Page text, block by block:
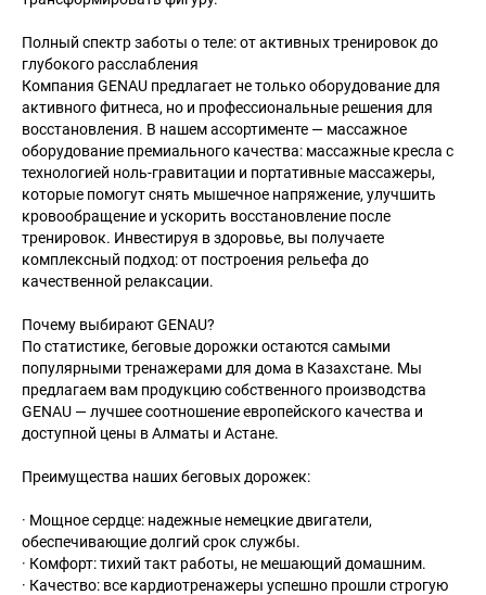
Полный спектр заботы о теле: от активных тренировок до
глубокого расслабления
Компания GENAU предлагает не только оборудование для
активного фитнеса, но и профессиональные решения для
восстановления. В нашем ассортименте — массажное
оборудование премиального качества: массажные кресла с
технологией ноль-гравитации и портативные массажеры,
которые помогут снять мышечное напряжение, улучшить
кровообращение и ускорить восстановление после
тренировок. Инвестируя в здоровье, вы получаете
комплексный подход: от построения рельефа до
качественной релаксации.
Почему выбирают GENAU?
По статистике, беговые дорожки остаются самыми
популярными тренажерами для дома в Казахстане. Мы
предлагаем вам продукцию собственного производства
GENAU — лучшее соотношение европейского качества и
доступной цены в Алматы и Астане.
Преимущества наших беговых дорожек:
· Мощное сердце: надежные немецкие двигатели,
обеспечивающие долгий срок службы.
· Комфорт: тихий такт работы, не мешающий домашним.
· Качество: все кардиотренажеры успешно прошли строгую